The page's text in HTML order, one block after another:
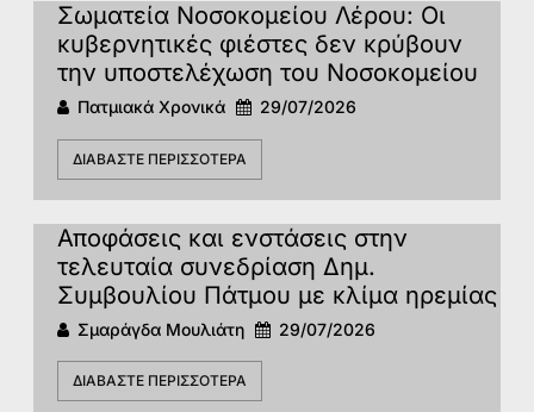
Σωματεία Νοσοκομείου Λέρου: Οι
κυβερνητικές φιέστες δεν κρύβουν
την υποστελέχωση του Νοσοκομείου
Πατμιακά Χρονικά 29/07/2026
ΔΙΑΒΆΣΤΕ ΠΕΡΙΣΣΌΤΕΡΑ
Αποφάσεις και ενστάσεις στην
τελευταία συνεδρίαση Δημ.
Συμβουλίου Πάτμου με κλίμα ηρεμίας
Σμαράγδα Μουλιάτη 29/07/2026
ΔΙΑΒΆΣΤΕ ΠΕΡΙΣΣΌΤΕΡΑ